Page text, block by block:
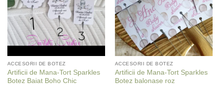
ACCESORII DE BOTEZ
Artificii de Mana-Tort Sparkles
Botez Baiat Boho Chic
ACCESORII DE BOTEZ
Artificii de Mana-Tort Sparkles
Botez balonase roz